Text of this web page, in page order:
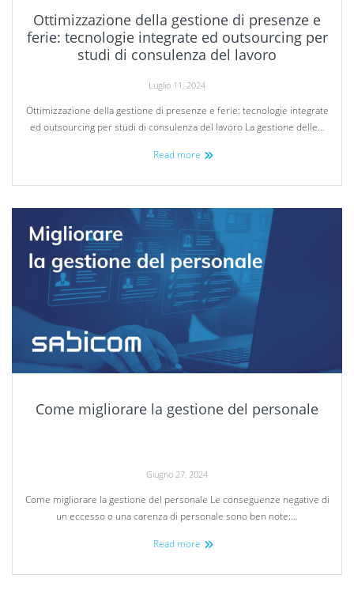
Ottimizzazione della gestione di presenze e
ferie: tecnologie integrate ed outsourcing per
studi di consulenza del lavoro
Luglio 11, 2024
Ottimizzazione della gestione di presenze e ferie: tecnologie integrate
ed outsourcing per studi di consulenza del lavoro La gestione delle…
Read more
Come migliorare la gestione del personale
Giugno 27, 2024
Come migliorare la gestione del personale Le conseguenze negative di
un eccesso o una carenza di personale sono ben note:…
Read more